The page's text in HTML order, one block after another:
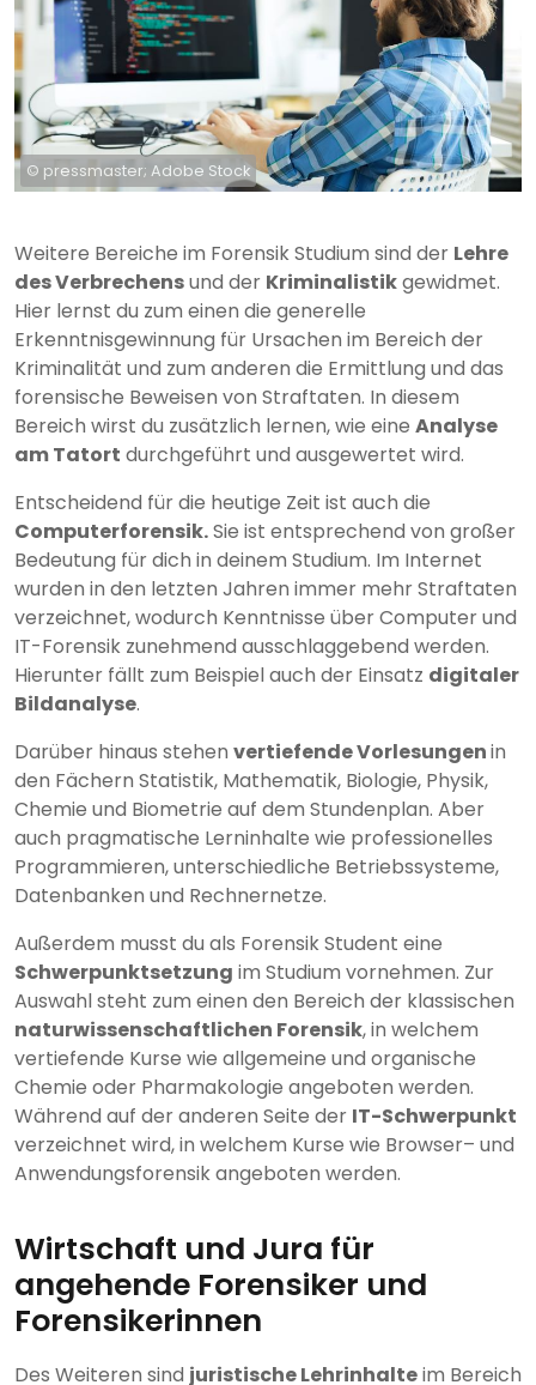
© pressmaster; Adobe Stock
Weitere Bereiche im Forensik Studium sind der Lehre
des Verbrechensund der Kriminalistikgewidmet.
Hier lernst du zum einen die generelle
Erkenntnisgewinnung für Ursachen im Bereich der
Kriminalität und zum anderen die Ermittlung und das
forensische Beweisen von Straftaten. In diesem
Bereich wirst du zusätzlich lernen, wie eine Analyse
am Tatort durchgeführt und ausgewertet wird.
Entscheidend für die heutige Zeit ist auch die
Computerforensik.Sie ist entsprechend von großer
Bedeutung für dich in deinem Studium. Im Internet
wurden in den letzten Jahren immer mehr Straftaten
verzeichnet, wodurch Kenntnisse über Computer und
IT-Forensik zunehmend ausschlaggebend werden.
Hierunter fällt zum Beispiel auch der Einsatz digitaler
Bildanalyse.
Darüber hinaus stehen vertiefende Vorlesungenin
den Fächern Statistik, Mathematik, Biologie, Physik,
Chemie und Biometrie auf dem Stundenplan. Aber
auch pragmatische Lerninhalte wie professionelles
Programmieren, unterschiedliche Betriebssysteme,
Datenbanken und Rechnernetze.
Außerdem musst du als Forensik Student eine
Schwerpunktsetzung im Studium vornehmen. Zur
Auswahl steht zum einen den Bereich der klassischen
naturwissenschaftlichen Forensik, in welchem
vertiefende Kurse wie allgemeine und organische
Chemie oder Pharmakologie angeboten werden.
Während auf der anderen Seite der IT-Schwerpunkt
verzeichnet wird, in welchem Kurse wie Browser– und
Anwendungsforensik angeboten werden.
Wirtschaft und Jura für
angehende Forensiker und
Forensikerinnen
Des Weiteren sind juristische Lehrinhalteim Bereich